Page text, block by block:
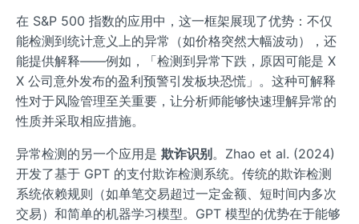
在 S&P 500 指数的应用中，这一框架展现了优势：不仅
能检测到统计意义上的异常（如价格突然大幅波动），还
能提供解释——例如，「检测到异常下跌，原因可能是 X
X 公司意外发布的盈利预警引发板块恐慌」。这种可解释
性对于风险管理至关重要，让分析师能够快速理解异常的
性质并采取相应措施。
异常检测的另一个应用是 欺诈识别。Zhao et al. (2024)
开发了基于 GPT 的支付欺诈检测系统。传统的欺诈检测
系统依赖规则（如单笔交易超过一定金额、短时间内多次
交易）和简单的机器学习模型。GPT 模型的优势在于能够